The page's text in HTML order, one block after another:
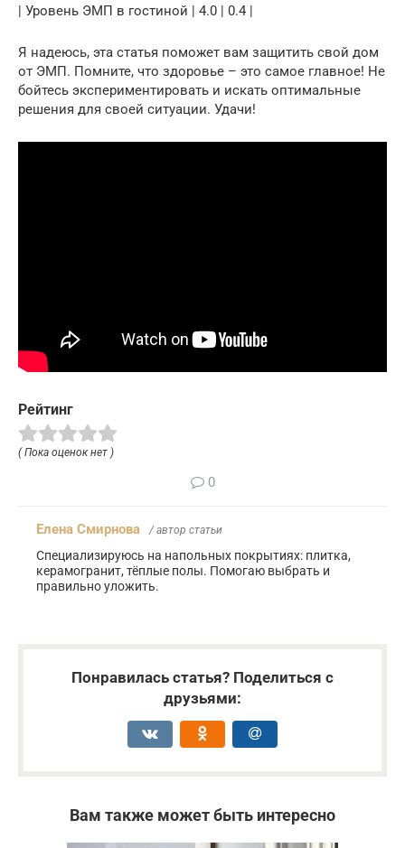
| Уровень ЭМП в гостиной | 4.0 | 0.4 |
Я надеюсь, эта статья поможет вам защитить свой дом
от ЭМП. Помните, что здоровье – это самое главное! Не
бойтесь экспериментировать и искать оптимальные
решения для своей ситуации. Удачи!
Рейтинг
( Пока оценок нет )
0
Елена Смирнова / автор статьи
Специализируюсь на напольных покрытиях: плитка,
керамогранит, тёплые полы. Помогаю выбрать и
правильно уложить.
Понравилась статья? Поделиться с
друзьями:
Вам также может быть интересно